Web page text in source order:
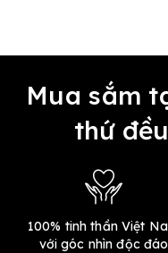
Mua sắm
thứ
100% tinh thần Việt
với góc nhìn độc đáo